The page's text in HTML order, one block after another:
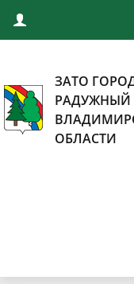
ЗАТО
РАДУЖНЫЙ
ОБЛАСТИ